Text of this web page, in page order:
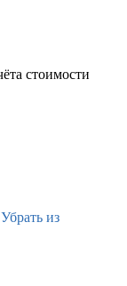
стоимости
Убрать из